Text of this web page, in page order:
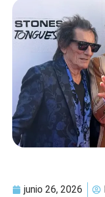
junio 26, 2026